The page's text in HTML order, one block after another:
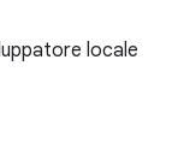
locale